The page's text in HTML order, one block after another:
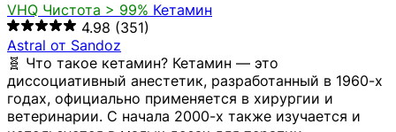
VHQ Чистота > 99% Кетамин
4.98 (351)
Astral от Sandoz
🧬 Что такое кетамин? Кетамин — это
диссоциативный анестетик, разработанный в 1960-х
годах, официально применяется в хирургии и
ветеринарии. С начала 2000-х также изучается и